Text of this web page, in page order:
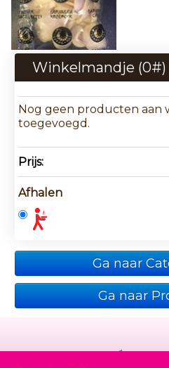
Winkelmandje (0#)
Nog geen producten aan
toegevoegd.
Prijs:
Afhalen
Ga naar
Ga naar